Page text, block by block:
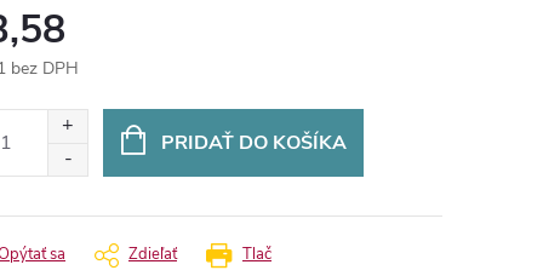
bez DPH
PRIDAŤ DO KOŠÍKA
Tlač
sa Zdieľať